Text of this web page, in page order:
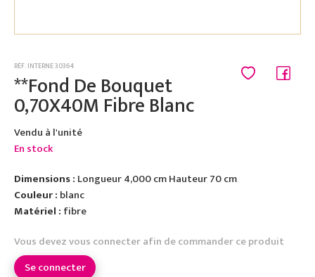
RÉF. INTERNE 30364
**Fond De Bouquet
0,70X40M Fibre Blanc
Vendu à l'unité
En stock
Dimensions : Longueur 4,000 cm Hauteur 70 cm
Couleur : blanc
Matériel : fibre
Vous devez vous connecter afin de commander ce produit
Se connecter